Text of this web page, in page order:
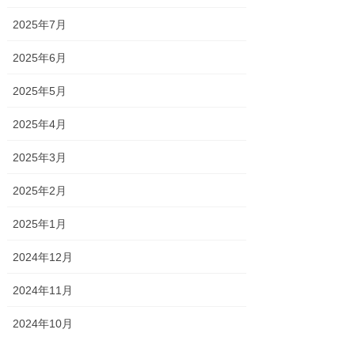
2025年7月
2025年6月
2025年5月
2025年4月
2025年3月
2025年2月
2025年1月
2024年12月
2024年11月
2024年10月